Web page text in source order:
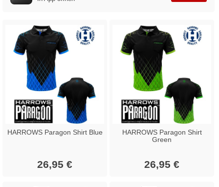
HARROWS Paragon Shirt Blue
26,95 €
HARROWS Paragon Shirt
Green
26,95 €